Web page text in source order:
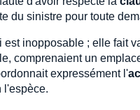
du sinistre pour toute
inopposable ; elle fait
comprenaient un
expressément l'
l'espèce.